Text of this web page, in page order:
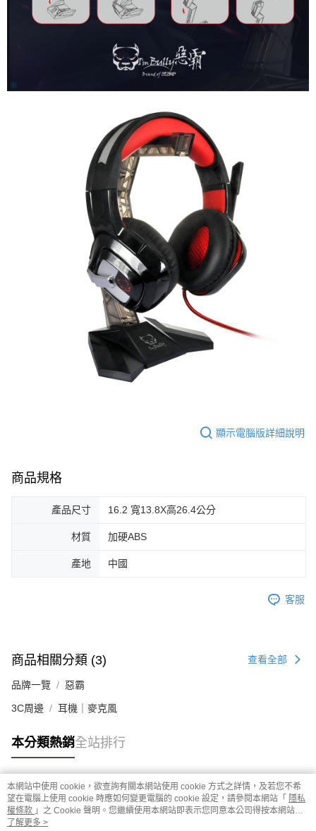
顯示電腦版詳細說明
商品規格
產品尺寸 16.2 寬13.8X高26.4公分
材質 加硬ABS
產地 中國
客服
商品相關分類 (3) 查看全部
品牌一覽 惡霸
3C周邊 耳機｜麥克風
本分類熱銷全站排行
熱門標籤
本網站中使用 cookie，欲查詢有關本網站使用 cookie 方式之詳情，及若您不希
望在電腦上使用 cookie 時應如何變更電腦的 cookie 設定，請參閱本網站「 隱私
權條款 」之 Cookie 聲明。您繼續使用本網站即表示您同意本公司得按本網站使
用條款之 Cookie 聲明使用 cookie。
了解更多 >